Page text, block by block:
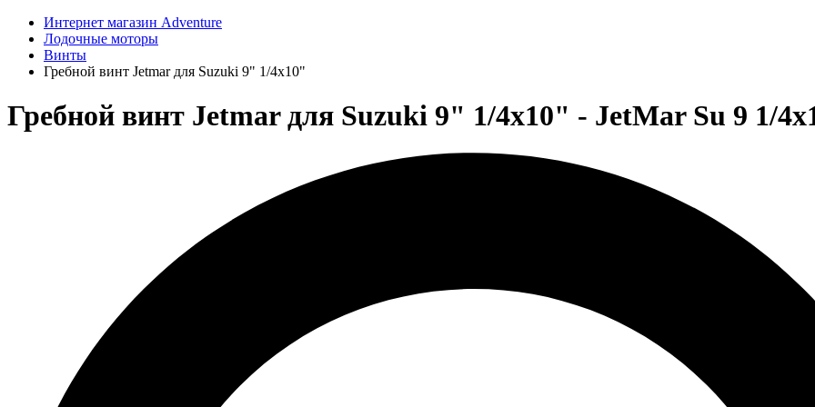
Интернет магазин Adventure
Лодочные моторы
Винты
Гребной винт Jetmar для Suzuki 9" 1/4x10"
Гребной винт Jetmar для Suzuki 9" 1/4x10" - JetMar Su 9 1/